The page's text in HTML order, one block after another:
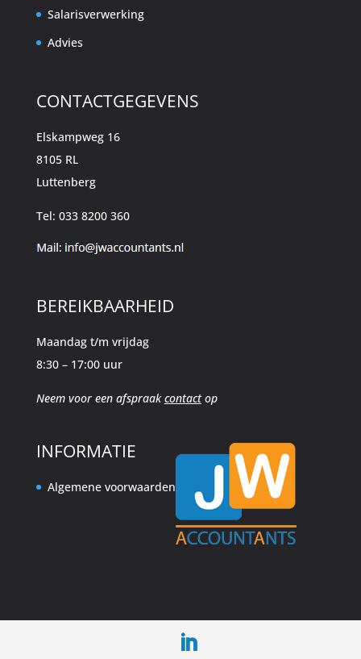
Salarisverwerking
Advies
CONTACTGEGEVENS
Elskampweg 16
8105 RL
Luttenberg
Tel: 033 8200 360
BEREIKBAARHEID
Maandag t/m vrijdag
8:30 – 17:00 uur
Neem voor een afspraakcontactop
INFORMATIE
Algemene voorwaarden